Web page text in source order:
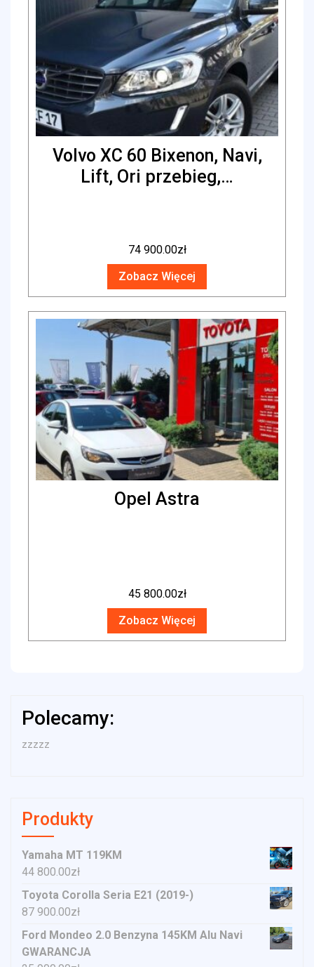
Volvo XC 60 Bixenon, Navi,
Lift, Ori przebieg,…
74 900.00zł
Zobacz Więcej
Opel Astra
45 800.00zł
Zobacz Więcej
Polecamy:
zzzzz
Produkty
Yamaha MT 119KM
44 800.00zł
Toyota Corolla Seria E21 (2019-)
87 900.00zł
Ford Mondeo 2.0 Benzyna 145KM Alu Navi
GWARANCJA